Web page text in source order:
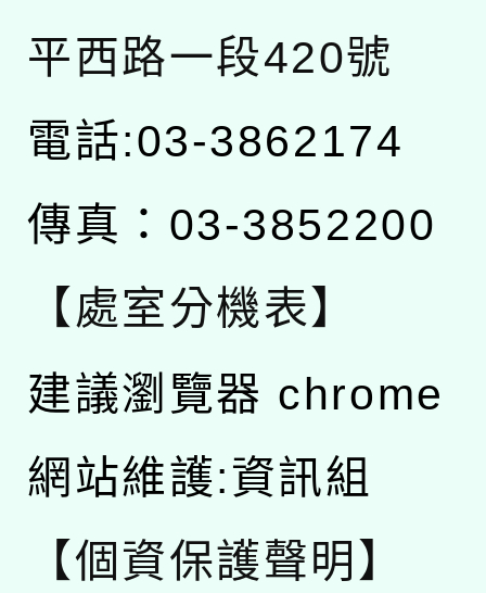
平西路一段420號
電話:03-3862174
傳真：03-3852200
【處室分機表】
建議瀏覽器 chrome
網站維護:資訊組
【個資保護聲明】